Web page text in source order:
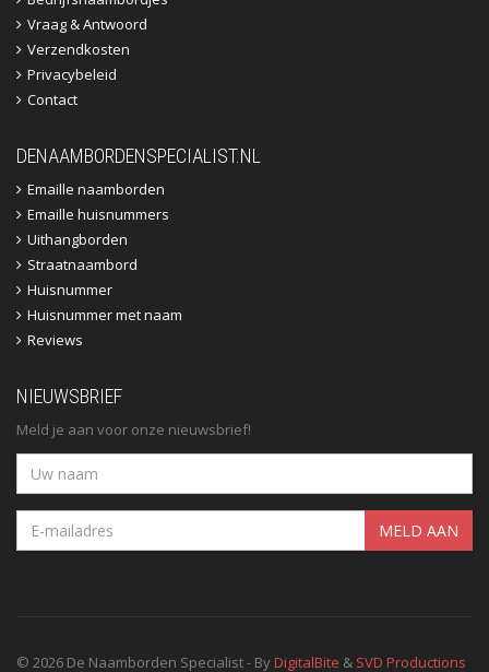
Vraag & Antwoord
Verzendkosten
Privacybeleid
Contact
DENAAMBORDENSPECIALIST.NL
Emaille naamborden
Emaille huisnummers
Uithangborden
Straatnaambord
Huisnummer
Huisnummer met naam
Reviews
NIEUWSBRIEF
Meld je aan voor onze nieuwsbrief!
MELD AAN
© 2026 De Naamborden Specialist - ByDigitalBite & SVD Productions